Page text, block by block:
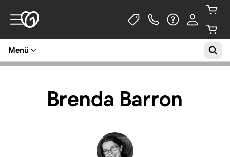
Menü
Brenda Barron